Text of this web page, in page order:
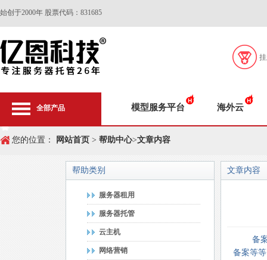
始创于2000年 股票代码：831685
全部产品 模型服务平台 海外云
您的位置： 网站首页 > 帮助中心>文章内容
帮助类别
服务器租用
服务器托管
云主机
网络营销
文章内容
备
备案等